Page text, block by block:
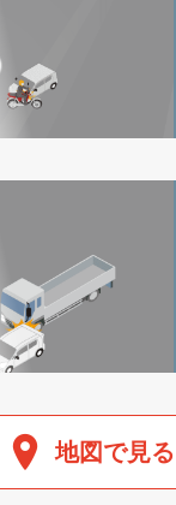
地図で見る